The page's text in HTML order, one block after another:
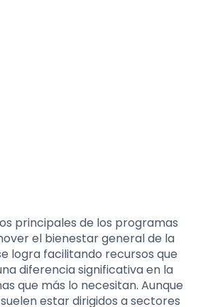
principales de los programas
el bienestar general de la
logra facilitando recursos que
diferencia significativa en la
que más lo necesitan. Aunque
estar dirigidos a sectores